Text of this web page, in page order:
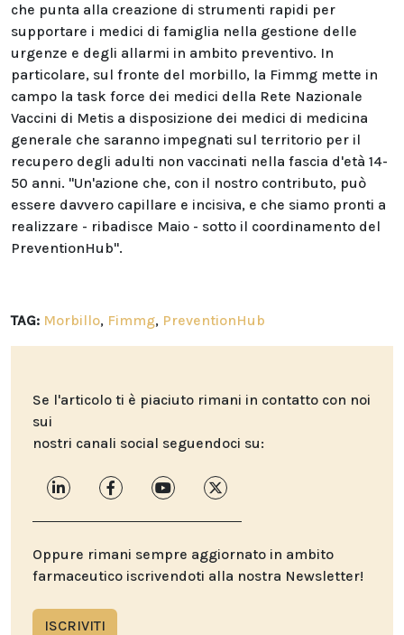
che punta alla creazione di strumenti rapidi per
supportare i medici di famiglia nella gestione delle
urgenze e degli allarmi in ambito preventivo. In
particolare, sul fronte del morbillo, la Fimmg mette in
campo la task force dei medici della Rete Nazionale
Vaccini di Metis a disposizione dei medici di medicina
generale che saranno impegnati sul territorio per il
recupero degli adulti non vaccinati nella fascia d'età 14-
50 anni. "Un'azione che, con il nostro contributo, può
essere davvero capillare e incisiva, e che siamo pronti a
realizzare - ribadisce Maio - sotto il coordinamento del
PreventionHub".
TAG: Morbillo, Fimmg, PreventionHub
Se l'articolo ti è piaciuto rimani in contatto con noi
sui
nostri canali social seguendoci su:
Oppure rimani sempre aggiornato in ambito
farmaceutico iscrivendoti alla nostra Newsletter!
ISCRIVITI